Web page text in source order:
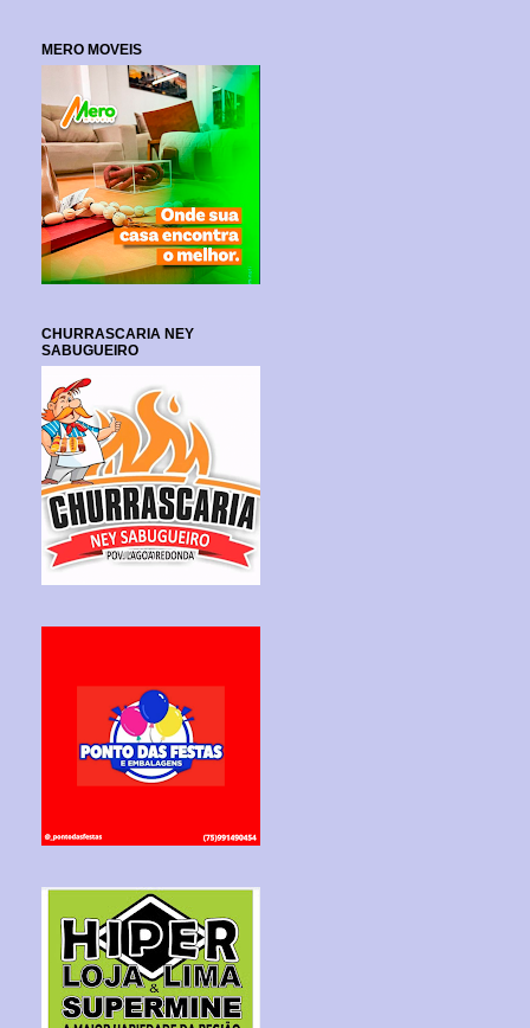
MERO MOVEIS
CHURRASCARIA NEY
SABUGUEIRO